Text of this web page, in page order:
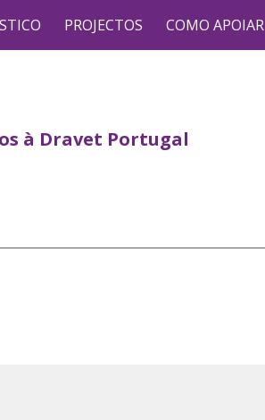
PROJECTOS COMO APOIAR
à Dravet Portugal